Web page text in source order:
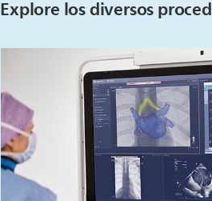
Explore los diversos